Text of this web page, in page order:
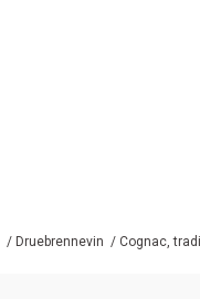
/ Druebrennevin / Cognac,